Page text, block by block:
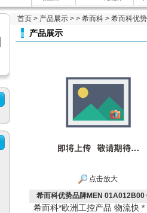
首页 > 产品展示 > > 希而科 > 希而科优
产品展示
点击放大
希而科优势品牌MEN 01A012B00
希而科*欧洲工控产品 物流